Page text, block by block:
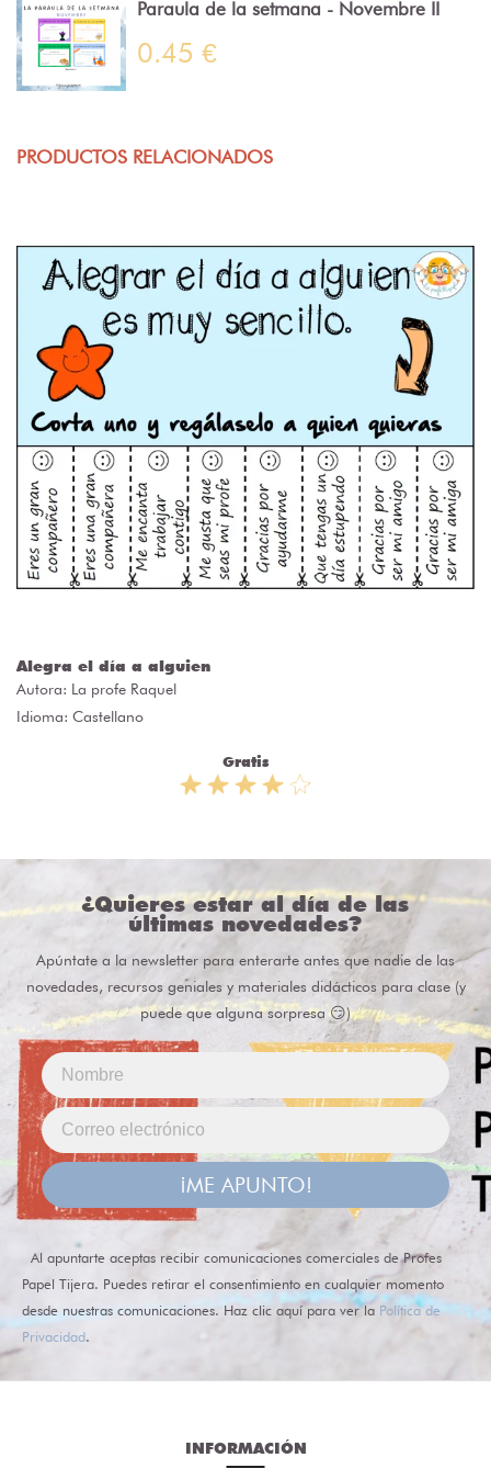
Paraula de la setmana - Novembre II
0.45 €
PRODUCTOS RELACIONADOS
Alegra el día a alguien
Autora: La profe Raquel
Idioma: Castellano
Gratis
¿Quieres estar al día de las
últimas novedades?
Apúntate a la newsletter para enterarte antes que nadie de las
novedades, recursos geniales y materiales didácticos para clase (y
puede que alguna sorpresa 😏)
¡ME APUNTO!
Al apuntarte aceptas recibir comunicaciones comerciales de Profes
Papel Tijera. Puedes retirar el consentimiento en cualquier momento
desde nuestras comunicaciones. Haz clic aquí para ver la Política de
Privacidad.
INFORMACIÓN